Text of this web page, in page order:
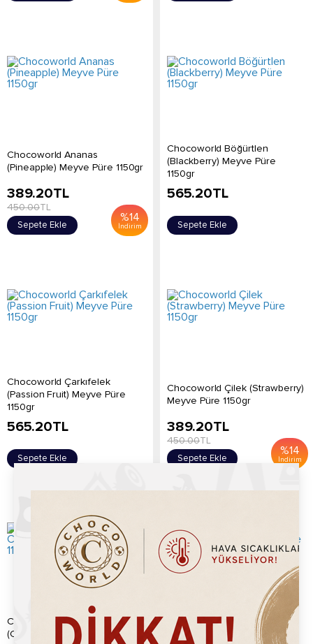
Chocoworld Ananas
(Pineapple) Meyve Püre 1150gr
%14
İndirim
389.20TL
450.00TL
Sepete Ekle
Chocoworld Böğürtlen
(Blackberry) Meyve Püre
1150gr
565.20TL
Sepete Ekle
Chocoworld Çarkıfelek
(Passion Fruit) Meyve Püre
1150gr
565.20TL
Sepete Ekle
Chocoworld Çilek (Strawberry)
Meyve Püre 1150gr
%14
İndirim
389.20TL
450.00TL
Sepete Ekle
Chocoworld Hindistan Cevizi
(Coconut) Meyve Püre 1150gr
Chocoworld Karadut (Black
Mulberry) Meyve Püre 1150gr